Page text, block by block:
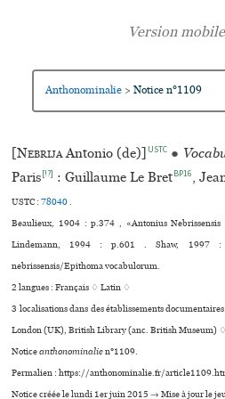
Anthonominalie > Notice n°1109
[NebrijaAntonio (de)] USTC ●
Paris[!?] : Guillaume Le BretBP16,
USTC :78040.
Beaulieux, 1904 : p.374 , «Antonius
Lindemann, 1994 : p.601 . Shaw, 1997 :
nebrissensis/Epithoma vocabulorum.
2 langues :Français ♢Latin ♢
3 localisations dans des établissements
London (UK), British Library (anc. British Museum)
Noticeanthonominalien°1109.
Permalien : https://anthonominalie.fr/
Notice créée le lundi 1er juin 2015 → Mise à jour le